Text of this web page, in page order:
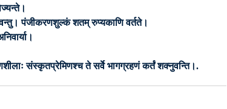
पंजीकरणशुल्कं शतम् रुप्यकाणि वर्तते।
संस्कृतप्रेमिणश्च ते सर्वे भागग्रहणं कर्तं शक्नुवन्ति।.